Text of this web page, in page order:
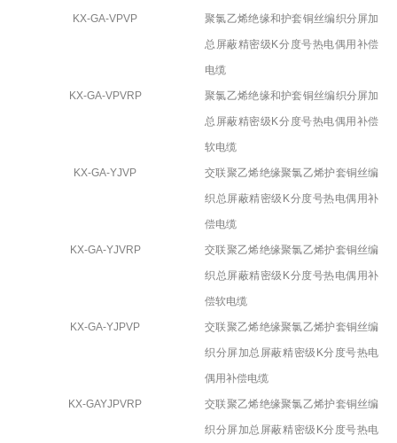
KX-GA-VPVP 聚氯乙烯绝缘和护套铜丝编织分屏加
总屏蔽精密级K分度号热电偶用补偿
电缆
KX-GA-VPVRP 聚氯乙烯绝缘和护套铜丝编织分屏加
总屏蔽精密级K分度号热电偶用补偿
软电缆
KX-GA-YJVP 交联聚乙烯绝缘聚氯乙烯护套铜丝编
织总屏蔽精密级 K分度号热电偶用补
偿电缆
KX-GA-YJVRP 交联聚乙烯绝缘聚氯乙烯护套铜丝编
织总屏蔽精密级 K分度号热电偶用补
偿软电缆
KX-GA-YJPVP 交联聚乙烯绝缘聚氯乙烯护套铜丝编
织分屏加总屏蔽精密级 K分度号热电
偶用补偿电缆
KX-GAYJPVRP 交联聚乙烯绝缘聚氯乙烯护套铜丝编
织分屏加总屏蔽精密级 K分度号热电